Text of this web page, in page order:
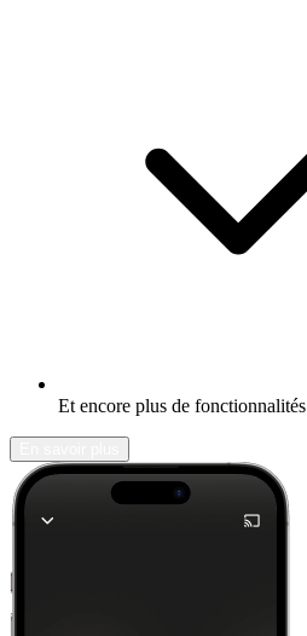
Et encore plus de fonctionnalités